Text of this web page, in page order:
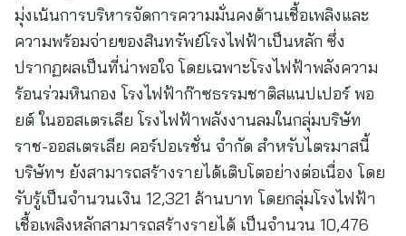
มุ่งเน้นการบริหารจัดการความมั่นคงด้านเชื้อเพลิงและ
ความพร้อมจ่ายของสินทรัพย์โรงไฟฟ้าเป็นหลัก ซึ่ง
ปรากฏผลเป็นที่น่าพอใจ โดยเฉพาะโรงไฟฟ้าพลังความ
ร้อนร่วมหินกอง โรงไฟฟ้าก๊าซธรรมชาติสแนปเปอร์ พอ
ยต์ ในออสเตรเลีย โรงไฟฟ้าพลังงานลมในกลุ่มบริษัท
ราช-ออสเตรเลีย คอร์ปอเรชั่น จำกัด สำหรับไตรมาสนี้
บริษัทฯ ยังสามารถสร้างรายได้เติบโตอย่างต่อเนื่อง โดย
รับรู้เป็นจำนวนเงิน 12,321 ล้านบาท โดยกลุ่มโรงไฟฟ้า
เชื้อเพลิงหลักสามารถสร้างรายได้ เป็นจำนวน 10,476